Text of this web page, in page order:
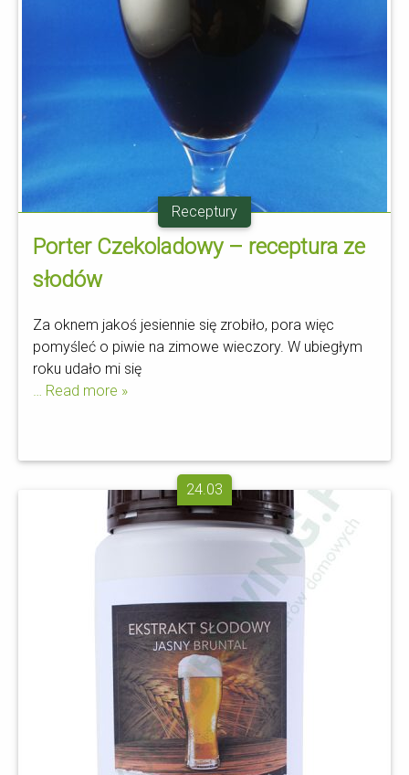
Receptury
Porter Czekoladowy – receptura ze
słodów
Za oknem jakoś jesiennie się zrobiło, pora więc
pomyśleć o piwie na zimowe wieczory. W ubiegłym
roku udało mi się
… Read more »
24.03